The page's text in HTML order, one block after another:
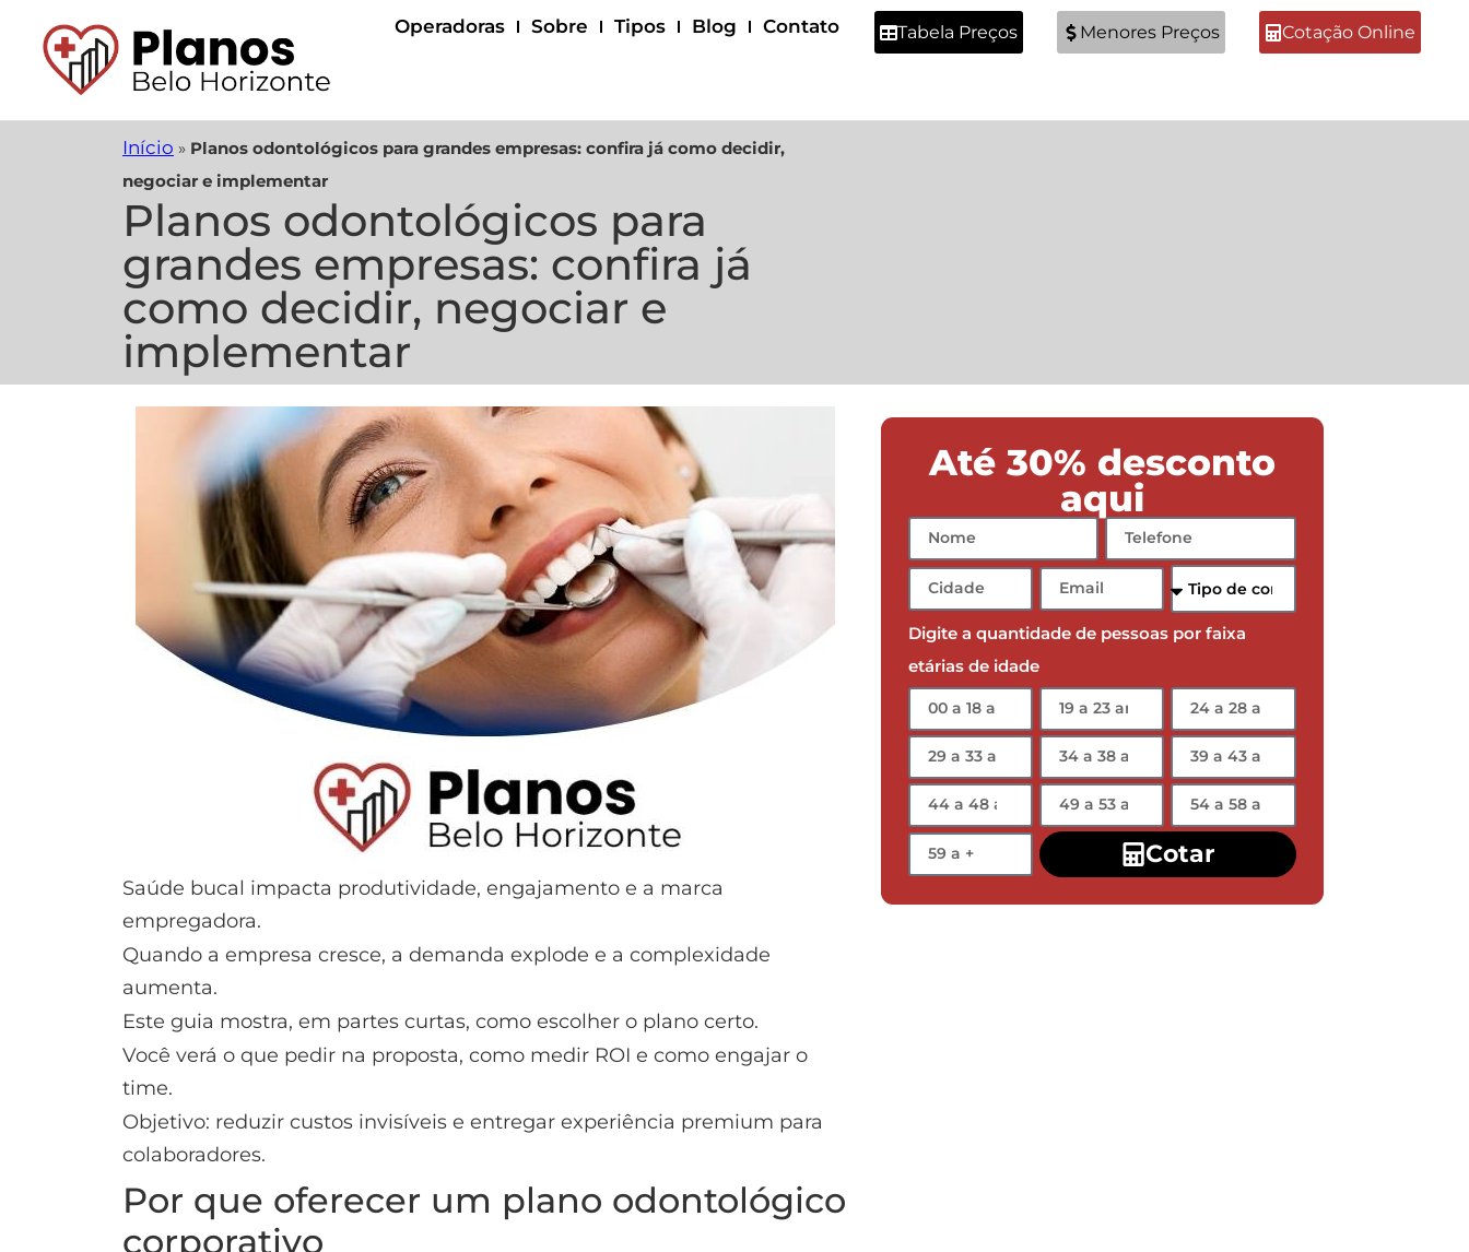
Operadoras Sobre Tipos Blog Contato Tabela Preços Menores Preços Cotação Online
Início » Planos odontológicos para grandes empresas: confira já como decidir,
negociar e implementar
Planos odontológicos para
grandes empresas: confira já
como decidir, negociar e
implementar
Saúde bucal impacta produtividade, engajamento e a marca
empregadora.
Quando a empresa cresce, a demanda explode e a complexidade
aumenta.
Este guia mostra, em partes curtas, como escolher o plano certo.
Você verá o que pedir na proposta, como medir ROI e como engajar o
time.
Objetivo: reduzir custos invisíveis e entregar experiência premium para
colaboradores.
Por que oferecer um plano odontológico
corporativo
Até 30% desconto
aqui
Digite a quantidade de pessoas por faixa
etárias de idade
Cotar